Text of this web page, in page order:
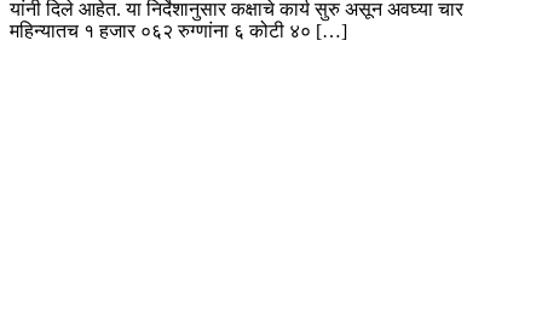
यांनी दिले आहेत. या निर्देशानुसार कक्षाचे कार्य सुरु असून अवघ्या चार
महिन्यातच १ हजार ०६२ रुग्णांना ६ कोटी ४० […]